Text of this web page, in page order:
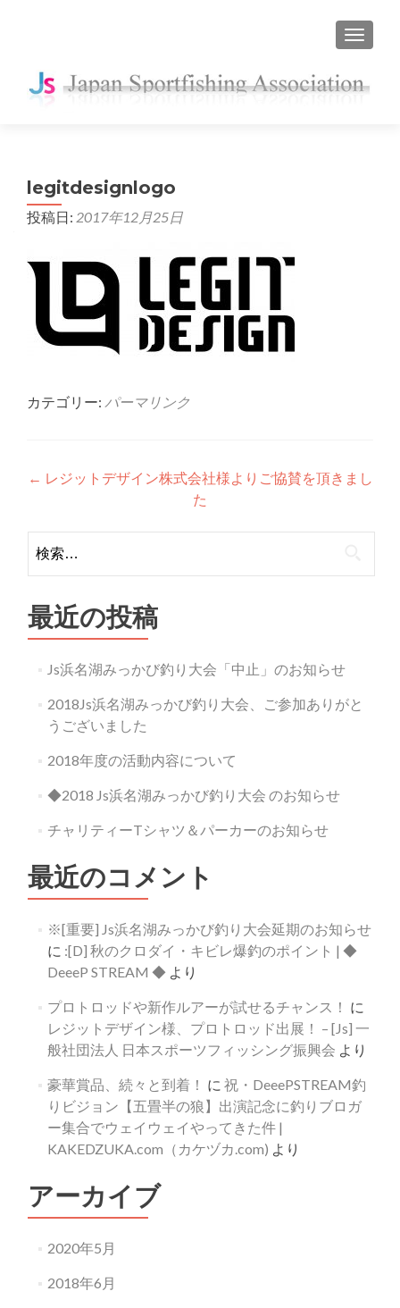
ナビゲ
legitdesignlogo
投稿日: 2017年12月25日
カテゴリー: パーマリンク
投
ナ
ビ
ゲ
ー
シ
ョ
ン
← レジットデザイン株式会社様よりご協賛を頂きまし
た
索:
最近の投稿
Js浜名湖みっかび釣り大会「中止」のお知らせ
2018Js浜名湖みっかび釣り大会、ご参加ありがと
うございました
2018年度の活動内容について
◆2018 Js浜名湖みっかび釣り大会 のお知らせ
チャリティーTシャツ＆パーカーのお知らせ
最近のコメント
※[重要] Js浜名湖みっかび釣り大会延期のお知らせ
に :[D] 秋のクロダイ・キビレ爆釣のポイント | ◆
DeeeP STREAM ◆より
プロトロッドや新作ルアーが試せるチャンス！ に
レジットデザイン様、プロトロッド出展！ – [Js] 一
般社団法人 日本スポーツフィッシング振興会 より
豪華賞品、続々と到着！ に 祝・DeeePSTREAM釣
りビジョン【五畳半の狼】出演記念に釣りブロガ
ー集合でウェイウェイやってきた件 |
KAKEDZUKA.com（カケヅカ.com) より
アーカイブ
2020年5月
2018年6月